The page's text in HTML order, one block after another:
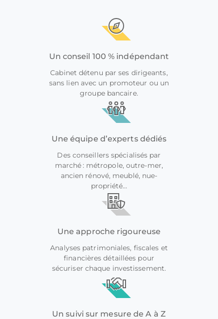
Un conseil 100 % indépendant
Cabinet détenu par ses dirigeants,
sans lien avec un promoteur ou un
groupe bancaire.
Une équipe d’experts dédiés
Des conseillers spécialisés par
marché : métropole, outre-mer,
ancien rénové, meublé, nue-
propriété…
Une approche rigoureuse
Analyses patrimoniales, fiscales et
financières détaillées pour
sécuriser chaque investissement.
Un suivi sur mesure de A à Z